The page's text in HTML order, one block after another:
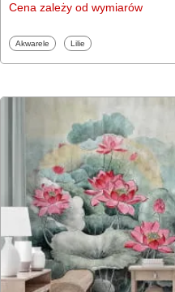
Cena zależy od wymiarów
Fototapety
Akwarele Fototapety
Lilie